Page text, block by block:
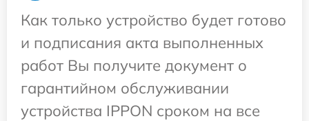
Как только устройство будет готово
и подписания акта выполненных
работ Вы получите документ о
гарантийном обслуживании
устройства IPPON сроком на все